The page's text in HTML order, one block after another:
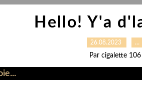
Hello! Y'a
26.08.2023 …
Par cigalette 106